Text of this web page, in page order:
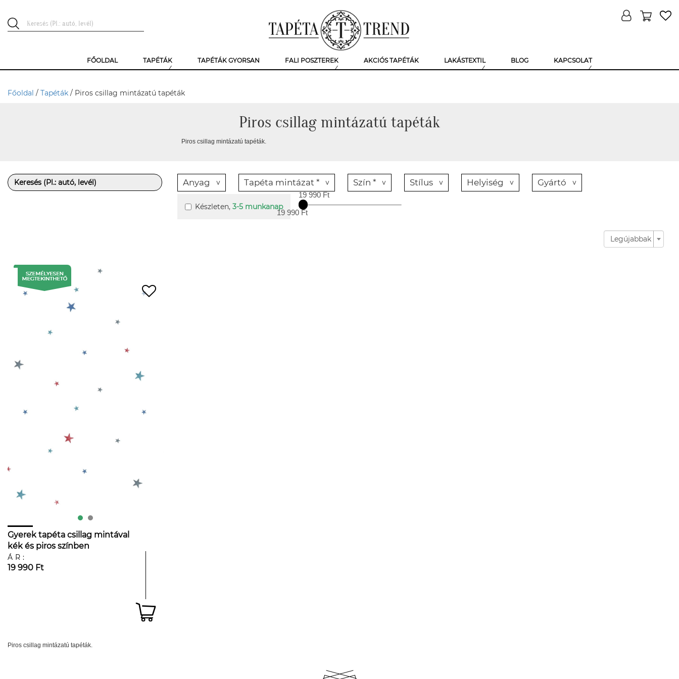
FŐOLDAL TAPÉTÁK TAPÉTÁK GYORSAN FALI POSZTEREK AKCIÓS TAPÉTÁK LAKÁSTEXTIL BLOG KAPCSOLAT
Főoldal / Tapéták / Piros csillag mintázatú tapéták
Piros csillag mintázatú tapéták
Piros csillag mintázatú tapéták.
Anyag Tapéta mintázat * Szín * Stílus Helyiség Gyártó
Készleten, 3-5 munkanap
19 990 Ft
19 990 Ft
Legújabbak
Gyerek tapéta csillag mintával
kék és piros színben
ÁR:
19 990 Ft
Piros csillag mintázatú tapéták.